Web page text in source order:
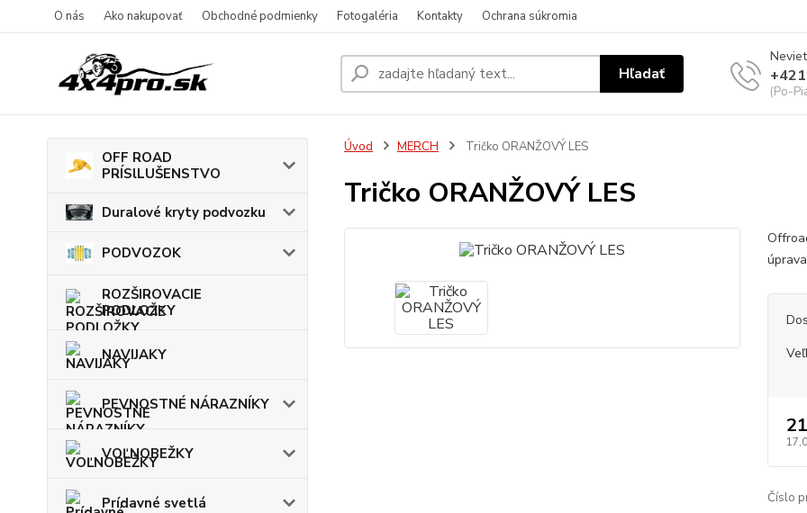
O nás Ako nakupovať Obchodné podmienky Fotogaléria Kontakty Ochrana súkromia
Hľadať
(Po-
OFF ROAD
PRÍSlLUŠENSTVO
Duralové kryty podvozku
PODVOZOK
ROZŠIROVACIE
PODLOŽKY
NAVIJAKY
PEVNOSTNÉ NÁRAZNÍKY
VOĽNOBEŽKY
Prídavné svetlá
Úvod MERCH Tričko ORANŽOVÝ LES
Tričko ORANŽOVÝ LES
Číslo